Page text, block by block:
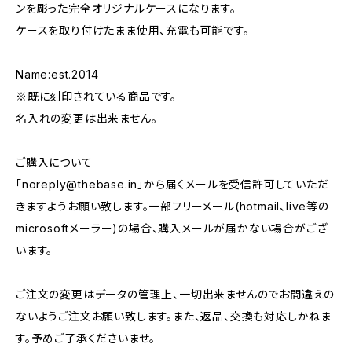
ンを彫った完全オリジナルケースになります。
ケースを取り付けたまま使用、充電も可能です。
Name:est.2014
※既に刻印されている商品です。
名入れの変更は出来ません。
ご購入について
「noreply@thebase.in 」から届くメールを受信許可していただ
きますようお願い致します。一部フリーメール(hotmail、live等の
microsoftメーラー)の場合、購入メールが届かない場合がござ
います。
ご注文の変更はデータの管理上、一切出来ませんのでお間違えの
ないようご注文お願い致します。また、返品、交換も対応しかねま
す。予めご了承くださいませ。